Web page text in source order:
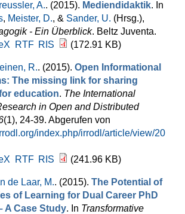
A.. (2015). Mediendidaktik. In
, Meister, D., & Sander, U. (Hrsg.),
- Ein Überblick. Beltz Juventa.
RTF RIS (172.91 KB)
R.. (2015). Open Informational
The missing link for sharing
education. The International
in Open and Distributed
(1), 24-39. Abgerufen von
index.php/irrodl/article/view/20
RTF RIS (241.96 KB)
de Laar, M.. (2015). The Potential of
of Learning for Dual Career PhD
A Case Study. In Transformative